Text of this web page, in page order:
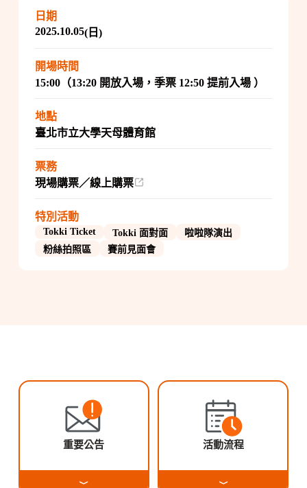
日期
2025.10.05(日)
開場時間
15:00（13:20 開放入場，季票 12:50 提前入場 ）
地點
臺北市立大學天母體育館
票務
現場購票／線上購票
特別活動
Tokki Ticket Tokki 面對面
啦啦隊演出
粉絲拍照區
賽前見面會
重要公告 活動流程